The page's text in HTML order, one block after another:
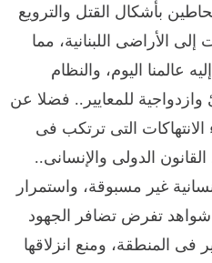
بأشكال القتل والترويع
الأراضى اللبنانية، مما
عالمنا اليوم، والنظام
وازدواجية للمعايير.. فضلا عن
الانتهاكات التى ترتكب فى
الدولى والإنسانى..
غير مسبوقة، واستمرار
تفرض تضافر الجهود
فى المنطقة، ومنع انزلاقها